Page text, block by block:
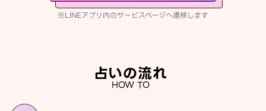
※LINEアプリ内のサービスページへ遷移します
占いの流れ
HOW TO